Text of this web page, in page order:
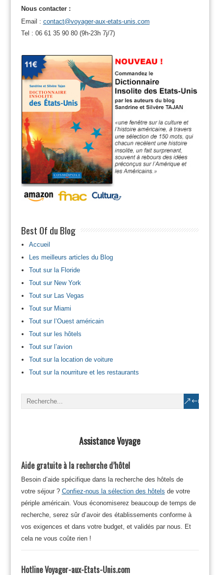
Nous contacter :
Email : contact@voyager-aux-etats-unis.com
Tel : 06 61 35 90 80 (9h-23h 7j/7)
Best Of du Blog
Accueil
Les meilleurs articles du Blog
Tout sur la Floride
Tout sur New York
Tout sur Las Vegas
Tout sur Miami
Tout sur l’Ouest américain
Tout sur les hôtels
Tout sur l’avion
Tout sur la location de voiture
Tout sur la nourriture et les restaurants
Assistance Voyage
Aide gratuite à la recherche d’hôtel
Besoin d’aide spécifique dans la recherche des hôtels de
votre séjour ? Confiez-nous la sélection des hôtels de votre
périple américain. Vous économiserez beaucoup de temps de
recherche, serez sûr d’avoir des établissements conforme à
vos exigences et dans votre budget, et validés par nous. Et
cela ne vous coûte rien !
Hotline Voyager-aux-Etats-Unis.com